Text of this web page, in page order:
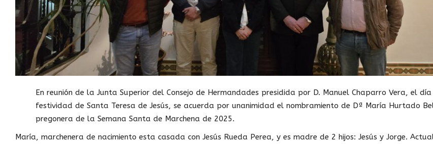
En reunión de la Junta Superior del Consejo de Hermandades presidida por D. Manuel Chaparro Vera, el
festividad de Santa Teresa de Jesús, se acuerda por unanimidad el nombramiento de Dª María Hurtado
pregonera de la Semana Santa de Marchena de 2025.
María, marchenera de nacimiento esta casada con Jesús Rueda Perea, y es madre de 2 hijos: Jesús y Jorge.